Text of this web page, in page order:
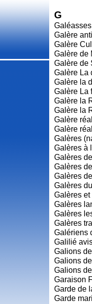
G
Galère
Galère
Galère de
Galère de
Galère La
Galère la
Galère La
Galère la
Galère la
Galère
Galère
Galères
Galères à
Galères
Galères
Galères
Galères
Galères
Galères
Galères
Galères
Galériens
Galilié
Galions
Galions
Galions
Garaison
Garde de
Garde